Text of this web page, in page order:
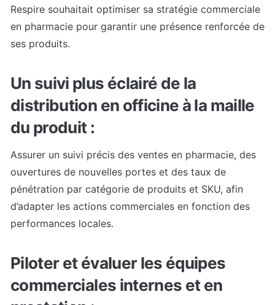
Respire souhaitait optimiser sa stratégie commerciale
en pharmacie pour garantir une présence renforcée de
ses produits.
Un suivi plus éclairé de la
distribution en officine à la maille
du produit :
Assurer un suivi précis des ventes en pharmacie, des
ouvertures de nouvelles portes et des taux de
pénétration par catégorie de produits et SKU, afin
d’adapter les actions commerciales en fonction des
performances locales.
Piloter et évaluer les équipes
commerciales internes et en